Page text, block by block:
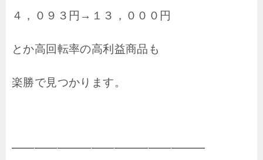
４，０９３円→１３，０００円
とか高回転率の高利益商品も
楽勝で見つかります。
━━━━━━━━━━━━━━━━━